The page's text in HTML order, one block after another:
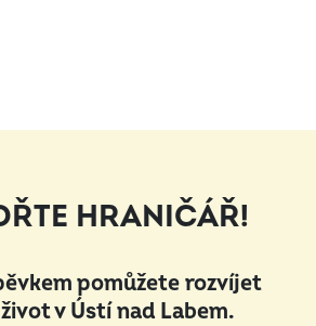
HRANIČÁŘ!
pomůžete rozvíjet
v Ústí nad Labem.